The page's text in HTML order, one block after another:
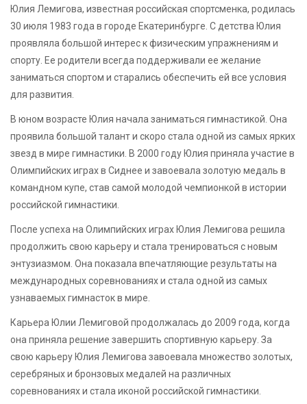
Юлия Лемигова, известная российская спортсменка, родилась
30 июля 1983 года в городе Екатеринбурге. С детства Юлия
проявляла большой интерес к физическим упражнениям и
спорту. Ее родители всегда поддерживали ее желание
заниматься спортом и старались обеспечить ей все условия
для развития.
В юном возрасте Юлия начала заниматься гимнастикой. Она
проявила большой талант и скоро стала одной из самых ярких
звезд в мире гимнастики. В 2000 году Юлия приняла участие в
Олимпийских играх в Сиднее и завоевала золотую медаль в
командном купе, став самой молодой чемпионкой в истории
российской гимнастики.
После успеха на Олимпийских играх Юлия Лемигова решила
продолжить свою карьеру и стала тренироваться с новым
энтузиазмом. Она показала впечатляющие результаты на
международных соревнованиях и стала одной из самых
узнаваемых гимнасток в мире.
Карьера Юлии Лемиговой продолжалась до 2009 года, когда
она приняла решение завершить спортивную карьеру. За
свою карьеру Юлия Лемигова завоевала множество золотых,
серебряных и бронзовых медалей на различных
соревнованиях и стала иконой российской гимнастики.